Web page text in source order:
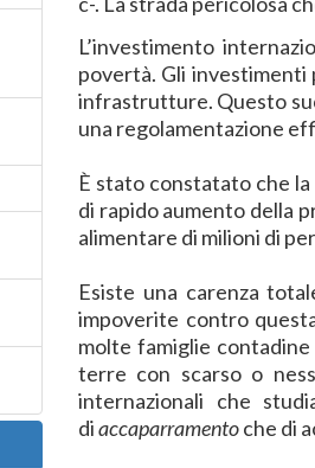
L’investimento
povertà. Gli investimenti
infrastrutture. Questo
una regolamentazione
È stato constatato che
di rapido aumento della
alimentare di milioni di
Esiste una carenza
impoverite contro
molte famiglie
terre con scarso o
internazionali che
diaccaparramentoche di